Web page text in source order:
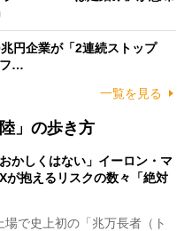
円企業が「2連続ストップ
…
一覧を見る
」の歩き方
かしくはない」イーロン・マ
が抱えるリスクの数々「絶対
で史上初の「兆万長者（ト